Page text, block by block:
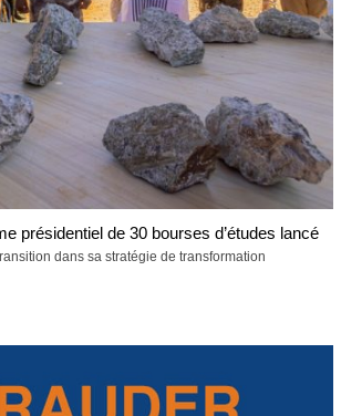
présidentiel de 30 bourses d’études lancé
dans sa stratégie de transformation